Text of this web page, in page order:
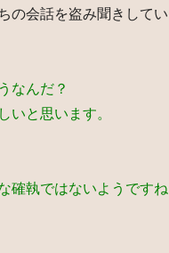
の会話を盗み聞きして
なんだ？
いと思います。
確執ではないようですね